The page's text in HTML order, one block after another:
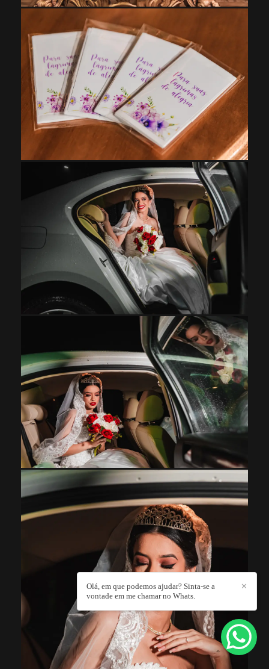
✕
Olá, em que podemos ajudar? Sinta-se a
vontade em me chamar no Whats.